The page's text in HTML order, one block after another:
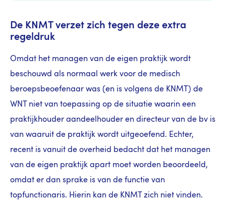
De KNMT verzet zich tegen deze extra
regeldruk
Omdat het managen van de eigen praktijk wordt
beschouwd als normaal werk voor de medisch
beroepsbeoefenaar was (en is volgens de KNMT) de
WNT niet van toepassing op de situatie waarin een
praktijkhouder aandeelhouder en directeur van de bv is
van waaruit de praktijk wordt uitgeoefend. Echter,
recent is vanuit de overheid bedacht dat het managen
van de eigen praktijk apart moet worden beoordeeld,
omdat er dan sprake is van de functie van
topfunctionaris. Hierin kan de KNMT zich niet vinden.